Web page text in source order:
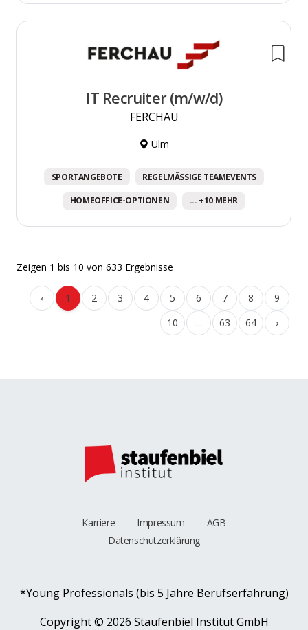
IT Recruiter (m/w/d)
FERCHAU
Ulm
SPORTANGEBOTE REGELMÄSSIGE TEAMEVENTS
HOMEOFFICE-OPTIONEN ... +10 MEHR
Zeigen 1 bis 10 von 633 Ergebnisse
‹ 1 2 3 4 5 6 7 8
9
10
... 63 64 ›
Karriere Impressum
AGB
Datenschutzerklärung
*Young Professionals (bis 5 Jahre Berufserfahrung)
Copyright © 2026 Staufenbiel Institut GmbH